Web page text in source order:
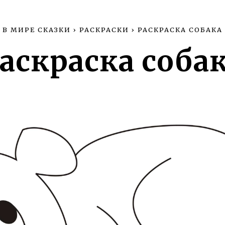
В МИРЕ СКАЗКИ › РАСКРАСКИ › РАСКРАСКА СОБАКА